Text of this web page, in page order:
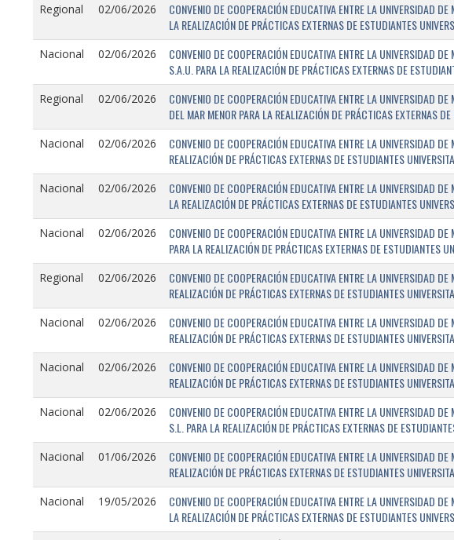
Regional 02/06/2026
CONVENIO DE COOPERACIÓN EDUCATIVA ENTRE LA UNIVERSIDAD
LA REALIZACIÓN DE PRÁCTICAS EXTERNAS DE ESTUDIANTES
Nacional 02/06/2026
CONVENIO DE COOPERACIÓN EDUCATIVA ENTRE LA UNIVERSIDAD
S.A.U. PARA LA REALIZACIÓN DE PRÁCTICAS EXTERNAS DE
Regional 02/06/2026
CONVENIO DE COOPERACIÓN EDUCATIVA ENTRE LA UNIVERSIDAD
DEL MAR MENOR PARA LA REALIZACIÓN DE PRÁCTICAS EXTERNAS
Nacional 02/06/2026
CONVENIO DE COOPERACIÓN EDUCATIVA ENTRE LA UNIVERSIDAD
REALIZACIÓN DE PRÁCTICAS EXTERNAS DE ESTUDIANTES
Nacional 02/06/2026
CONVENIO DE COOPERACIÓN EDUCATIVA ENTRE LA UNIVERSIDAD
LA REALIZACIÓN DE PRÁCTICAS EXTERNAS DE ESTUDIANTES
Nacional 02/06/2026
CONVENIO DE COOPERACIÓN EDUCATIVA ENTRE LA UNIVERSIDAD
PARA LA REALIZACIÓN DE PRÁCTICAS EXTERNAS DE ESTUDIANTES
Regional 02/06/2026
CONVENIO DE COOPERACIÓN EDUCATIVA ENTRE LA UNIVERSIDAD
REALIZACIÓN DE PRÁCTICAS EXTERNAS DE ESTUDIANTES
Nacional 02/06/2026
CONVENIO DE COOPERACIÓN EDUCATIVA ENTRE LA UNIVERSIDAD
REALIZACIÓN DE PRÁCTICAS EXTERNAS DE ESTUDIANTES
Nacional 02/06/2026
CONVENIO DE COOPERACIÓN EDUCATIVA ENTRE LA UNIVERSIDAD
REALIZACIÓN DE PRÁCTICAS EXTERNAS DE ESTUDIANTES
Nacional 02/06/2026
CONVENIO DE COOPERACIÓN EDUCATIVA ENTRE LA UNIVERSIDAD
S.L. PARA LA REALIZACIÓN DE PRÁCTICAS EXTERNAS DE
Nacional 01/06/2026
CONVENIO DE COOPERACIÓN EDUCATIVA ENTRE LA UNIVERSIDAD
REALIZACIÓN DE PRÁCTICAS EXTERNAS DE ESTUDIANTES
Nacional 19/05/2026
CONVENIO DE COOPERACIÓN EDUCATIVA ENTRE LA UNIVERSIDAD
LA REALIZACIÓN DE PRÁCTICAS EXTERNAS DE ESTUDIANTES